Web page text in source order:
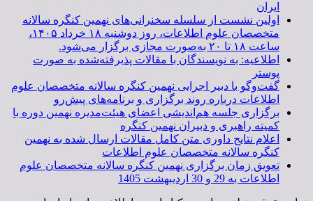
ایران
اولین نشست از سلسله سخنرانی‌های نهمین کنگره سالانه
متخصصان علوم اطلاعات، روز دوشنبه ۱۸ خرداد ۱۴۰۵،
ساعت ۱۸ تا ۲۰ به‌صورت مجازی برگزار می‌شود.
اطلاعیه: به نویسندگان با مقالات پذیرفته‌شده به صورت
پوستر
گفت‌وگو با دبیر اجرایی نهمین کنگره سالانه متخصصان علوم
اطلاعات درباره روند برگزاری و برنامه‌های پیش‌رو
برگزاری جلسه هم‌اندیشی اعضای هیئت‌مدیره نهمین دوره با
کمیته راهبری و دبیران نهمین کنگره
اعلام نتایج داوری متن کامل مقالات ارسال شده به نهمین
کنگره سالانه متخصصان علوم اطلاعات
تعویق زمان برگزاری نهمین کنگره سالانه متخصصان علوم
اطلاعات به 29 و 30 اردیبهشت 1405